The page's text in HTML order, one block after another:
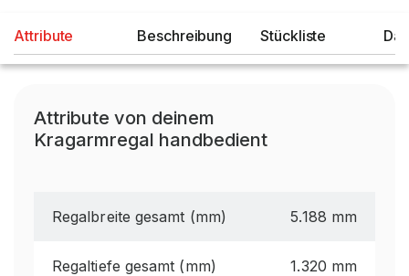
Attribute Beschreibung Stückliste
Attribute von deinem
Kragarmregal handbedient
Regalbreite gesamt (mm) 5.188 mm
Regaltiefe gesamt (mm) 1.320 mm